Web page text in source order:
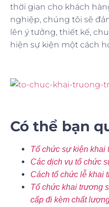
thời gian cho khách
nghiệp, chúng tôi sẽ
lên ý tưởng, thiết kế,
hiện sự kiện một cách
Có thể bạn
Tổ chức sự kiện khai
Các dịch vụ tổ chức
Cách tổ chức lễ khai
Tổ chức khai trương
cấp đi kèm chất